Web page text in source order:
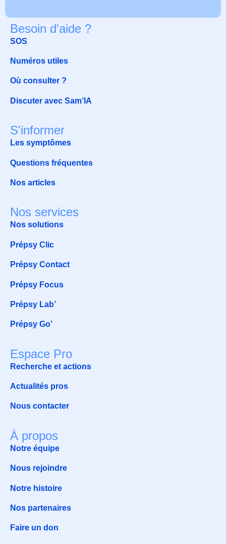
Besoin d'aide ?
SOS
Numéros utiles
Où consulter ?
Discuter avec Sam’IA
S'informer
Les symptômes
Questions fréquentes
Nos articles
Nos services
Nos solutions
Prépsy Clic
Prépsy Contact
Prépsy Focus
Prépsy Lab’
Prépsy Go’
Espace Pro
Recherche et actions
Actualités pros
Nous contacter
À propos
Notre équipe
Nous rejoindre
Notre histoire
Nos partenaires
Faire un don